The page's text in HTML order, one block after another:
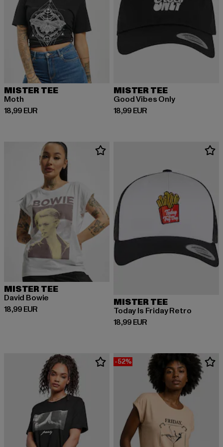
MISTER TEE
Moth
18,99 EUR
Derzeitiger Preis: 18,99 EUR
MISTER TEE
Good Vibes Only
18,99 EUR
Derzeitiger Preis: 18,99 EUR
MISTER TEE
David Bowie
18,99 EUR
Derzeitiger Preis: 18,99 EUR
MISTER TEE
Today Is Friday Retro
18,99 EUR
Derzeitiger Preis: 18,99 EUR
-52%